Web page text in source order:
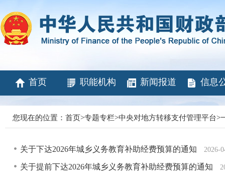
首页 职能机构 新闻报道 信息
您现在的位置： 首页>专题专栏>中央对地方转移支付管理平台>
关于下达2026年城乡义务教育补助经费预算的通知 2026-
关于提前下达2026年城乡义务教育补助经费预算的通知